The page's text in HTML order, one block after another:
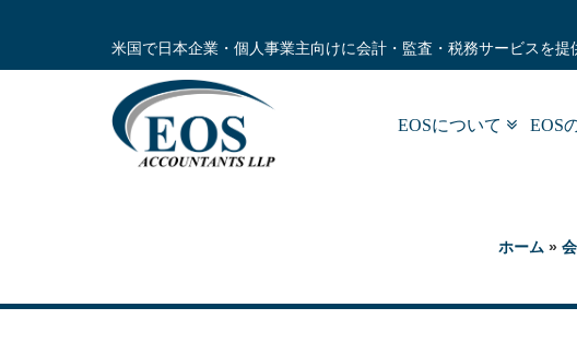
米国で日本企業・個人事業主向けに会計・監査・税務サービスを提
EOSについて EOS
ホーム »